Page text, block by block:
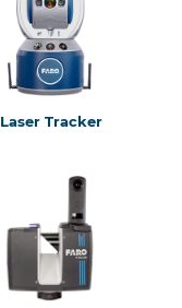
Laser Tracker